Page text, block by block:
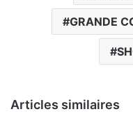
GRANDE
Articles similaires